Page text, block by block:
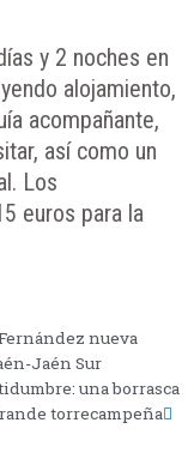
y 2 noches en
alojamiento,
acompañante,
así como un
Los
euros para la
nueva
Jaén Sur
una borrasca
torrecampeña